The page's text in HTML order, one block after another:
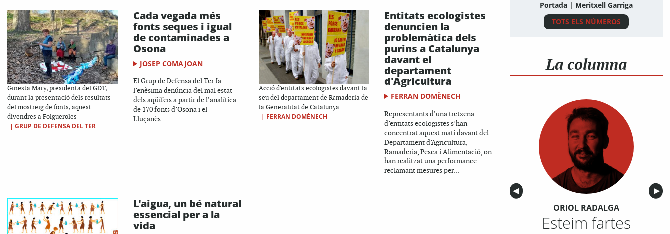
Ginesta Mary, presidenta del GDT,
durant la presentació dels resultats
del mostreig de fonts, aquest
divendres a Folgueroles
| GRUP DE DEFENSA DEL TER
Cada vegada més
fonts seques i igual
de contaminades a
Osona
JOSEP COMAJOAN
El Grup de Defensa del Ter fa
l’enèsima denúncia del mal estat
dels aqüífers a partir de l’analítica
de 170 fonts d’Osona i el
Lluçanès....
Acció d'entitats ecologistes davant la
seu del departament de Ramaderia de
la Generalitat de Catalunya
| FERRAN DOMÈNECH
Entitats ecologistes
denuncien la
problemàtica dels
purins a Catalunya
davant el
departament
d'Agricultura
FERRAN DOMÈNECH
Representants d’una tretzena
d’entitats ecologistes s’han
concentrat aquest matí davant del
Departament d’Agricultura,
Ramaderia, Pesca i Alimentació, on
han realitzat una performance
reclamant mesures per...
L'aigua, un bé natural
essencial per a la
vida
Portada | Meritxell Garriga
TOTS ELS NÚMEROS
La columna
Anterior
◀︎ ▶︎
ORIOL RADALGA
Esteim fartes